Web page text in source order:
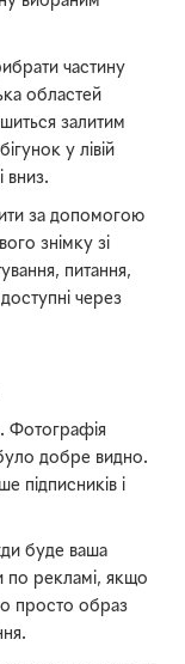
частину
областей
залитим
у лівій
вниз.
за допомогою
знімку зі
питання,
через
Фотографія
добре видно.
підписників і
буде ваша
по рекламі, якщо
просто образ